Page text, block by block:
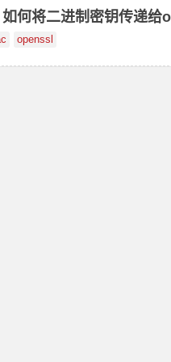
何将二进制密钥传递给
openssl